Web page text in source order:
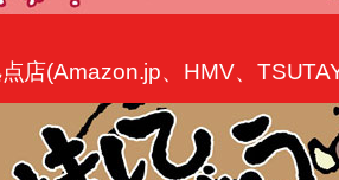
店(Amazon.jp、HMV、